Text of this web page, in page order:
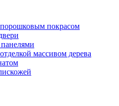
покрасом
массивом дерева